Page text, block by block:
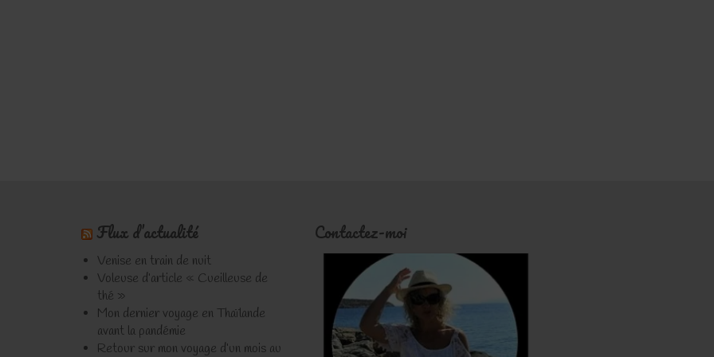
Flux d’actualité
Venise en train de nuit
Voleuse d’article « Cueilleuse de
thé »
Mon dernier voyage en Thaïlande
avant la pandémie
Retour sur mon voyage d’un mois au
Contactez-moi